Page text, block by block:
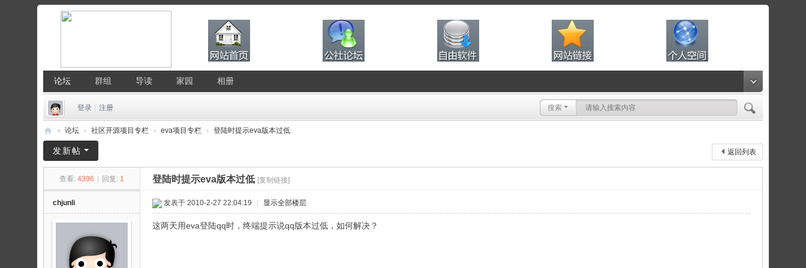
论坛 群组 导读 家园 相册
搜索
登录 注册
国
» 论坛 › 社区开源项目专栏 › eva项目专栏 › 登陆时提示eva版本过低
返回列表
发新帖
查看: 4396 回复: 1 登陆时提示eva版本过低 [复制链接]
chjunli 发表于 2010-2-27 22:04:19 显示全部楼层
这两天用eva登陆qq时，终端提示说qq版本过低，如何解决？